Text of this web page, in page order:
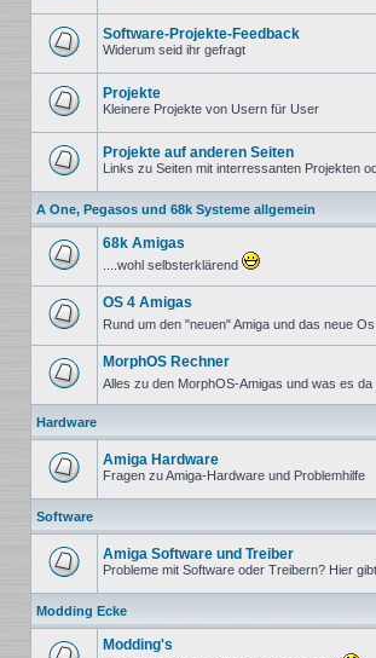
ungelesenen
Beiträge
ungelesenen
Beiträge
Software-Projekte-Feedback
Widerum seid ihr gefragt
ungelesenen
Beiträge
Projekte
Kleinere Projekte von Usern für User
ungelesenen
Beiträge
Projekte auf anderen Seiten
Links zu Seiten mit interressanten Projekten
A One, Pegasos und 68k Systeme allgemein
ungelesenen
Beiträge
68k Amigas
....wohl selbsterklärend
ungelesenen
Beiträge
OS 4 Amigas
Rund um den "neuen" Amiga und das neue
ungelesenen
Beiträge
MorphOS Rechner
Alles zu den MorphOS-Amigas und was es da
Hardware
ungelesenen
Beiträge
Amiga Hardware
Fragen zu Amiga-Hardware und Problemhilfe
Software
ungelesenen
Beiträge
Amiga Software und Treiber
Probleme mit Software oder Treibern? Hier
Modding Ecke
Modding's